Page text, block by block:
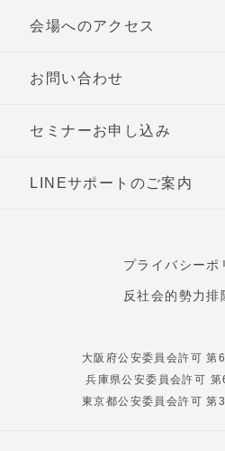
会場へのアクセス
お問い合わせ
セミナーお申し込み
LINEサポートのご案内
プライバシーポ
反社会的勢力排
大阪府公安委員会許可
兵庫県公安委員会許可
東京都公安委員会許可